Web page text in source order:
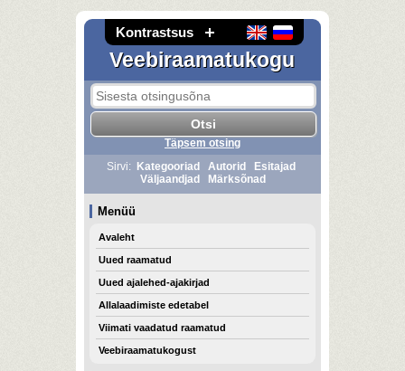
Kontrastsus
Veebiraamatukogu
Täpsem otsing
Sirvi:
Kategooriad Autorid
Esitajad
Väljaandjad
Märksõnad
Menüü
Avaleht
Uued raamatud
Uued ajalehed-ajakirjad
Allalaadimiste edetabel
Viimati vaadatud raamatud
Veebiraamatukogust